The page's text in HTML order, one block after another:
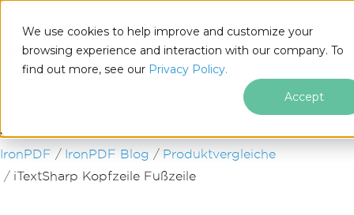
We use cookies to help improve and customize your
browsing experience and interaction with our company. To
find out more, see our Privacy Policy.
Accept
Zum Fußzeileninhalt springen
IronPDF IronPDF Blog
Produktvergleiche
iTextSharp Kopfzeile Fußzeile